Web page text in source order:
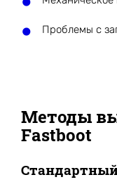
Проблемы с
Методы
Fastboot
Стандартный